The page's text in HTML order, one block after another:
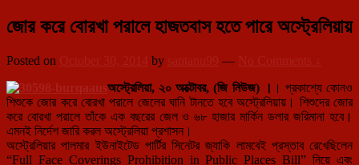
জোর করে বোরখা পরালে হাজতবাস হতে পারে অস্ট্রেলিয়ায়
Posted on October 30, 2014 by santanu99 — No Comments ↓
অস্ট্রেলিয়া, ২০ অক্টোবর, (জি নিউজ) । । প্রকাশ্যে কোনও
শিশুকে জোর করে বোরখা পরালে জেলের ঘানি টানতে হবে অস্ট্রেলিয়ায়। শিশুদের জোর
করে বোরখা পরালে তাঁকে এক বছরের জেল ও ৬৮ হাজার মার্কিন ডলার জরিমানা হবে।
এমনই নির্দেশ জারি করল অস্ট্রেলিয়া প্রশাসন।
অস্ট্রেলিয়ার পালমার ইউনাইটেড পার্টির সিনেটর জ্যাকি লামবেই প্রস্তাব রেখেছিলেন
“Full Face Coverings Prohibition in Public Places Bill” নিয়ে এবং